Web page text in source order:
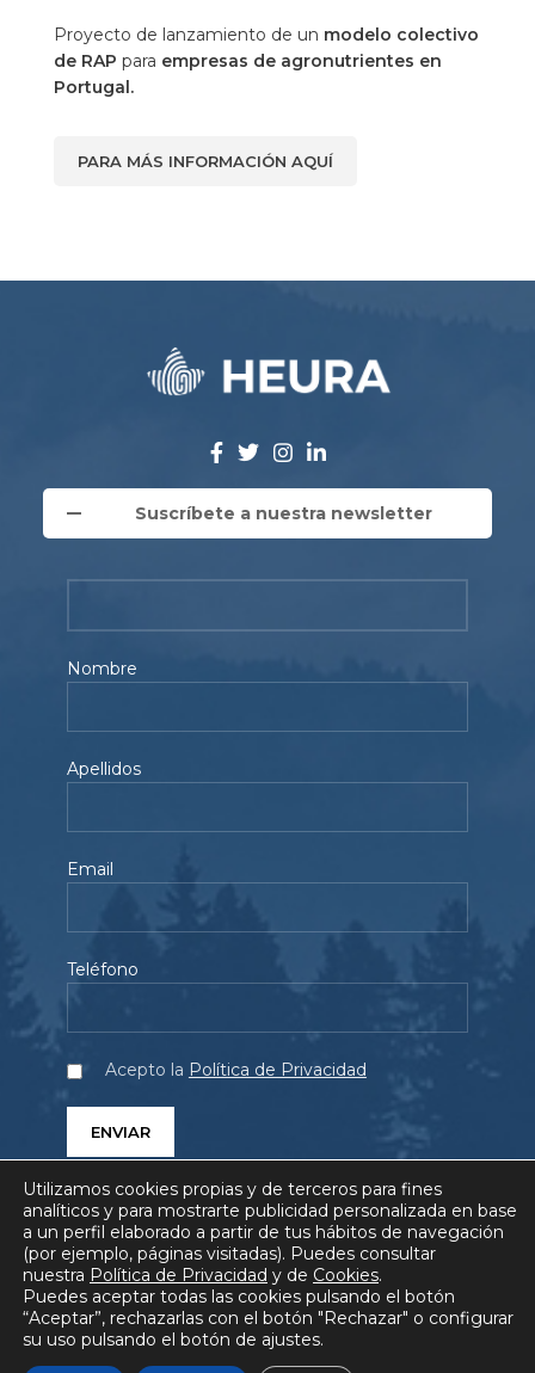
Proyecto de lanzamiento de un modelo colectivo
de RAP para empresas de agronutrientes en
Portugal.
PARA MÁS INFORMACIÓN AQUÍ
Suscríbete a nuestra newsletter
Nombre
Apellidos
Email
Teléfono
Acepto la Política de Privacidad
SERVICIOS PROYECTOS QUIÉNES SOMOS
BLOG COMUNICACIÓN FAQ
AVISO LEGAL POLÍTICA DE PRIVACIDAD
Utilizamos cookies propias y de terceros para fines
analíticos y para mostrarte publicidad personalizada en base
a un perfil elaborado a partir de tus hábitos de navegación
(por ejemplo, páginas visitadas). Puedes consultar
nuestra Política de Privacidad y de Cookies.
Puedes aceptar todas las cookies pulsando el botón
“Aceptar”, rechazarlas con el botón "Rechazar" o configurar
su uso pulsando el botón de ajustes.